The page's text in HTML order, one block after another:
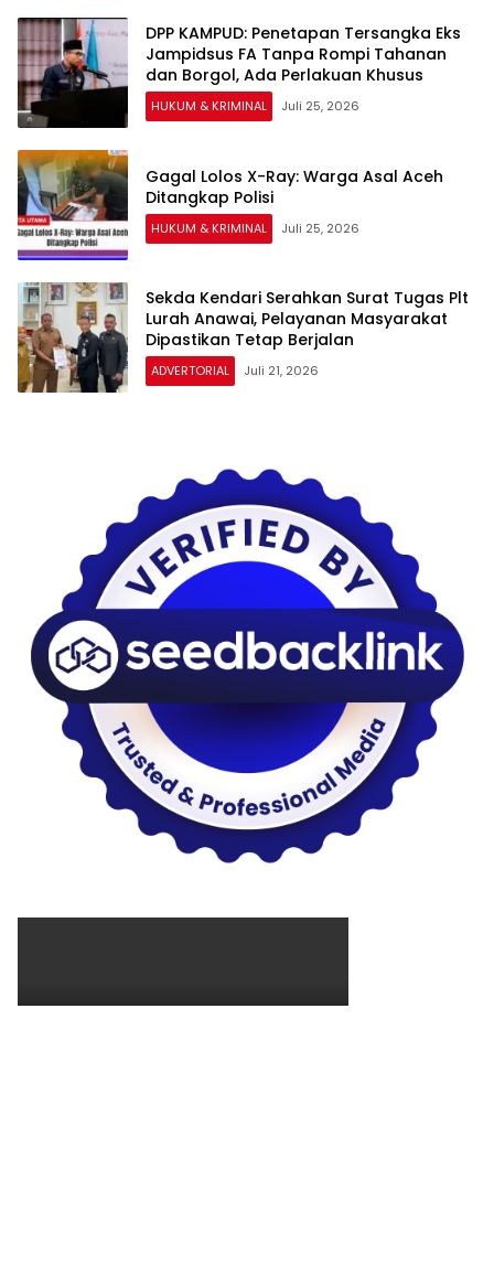
DPP KAMPUD: Penetapan Tersangka Eks
Jampidsus FA Tanpa Rompi Tahanan
dan Borgol, Ada Perlakuan Khusus
HUKUM & KRIMINAL Juli 25, 2026
Gagal Lolos X-Ray: Warga Asal Aceh
Ditangkap Polisi
HUKUM & KRIMINAL Juli 25, 2026
Sekda Kendari Serahkan Surat Tugas Plt
Lurah Anawai, Pelayanan Masyarakat
Dipastikan Tetap Berjalan
ADVERTORIAL Juli 21, 2026